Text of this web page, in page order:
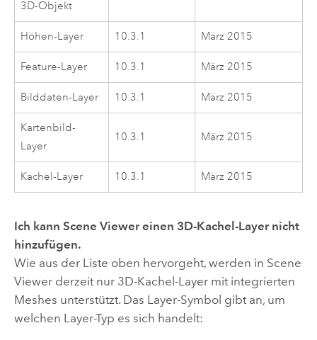
3D-Objekt
Höhen-Layer 10.3.1 März 2015
Feature-Layer 10.3.1 März 2015
Bilddaten-Layer 10.3.1 März 2015
Kartenbild-
Layer
10.3.1 März 2015
Kachel-Layer 10.3.1 März 2015
Ich kann Scene Viewereinen 3D-Kachel-Layer nicht
hinzufügen.
Wie aus der Liste oben hervorgeht, werden in Scene
Viewerderzeit nur 3D-Kachel-Layer mit integrierten
Meshes unterstützt. Das Layer-Symbol gibt an, um
welchen Layer-Typ es sich handelt: